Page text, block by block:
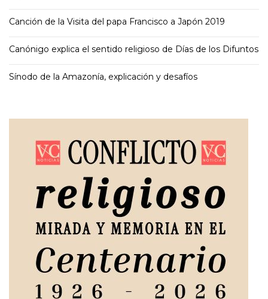
Canción de la Visita del papa Francisco a Japón 2019
Canónigo explica el sentido religioso de Días de los Difuntos
Sínodo de la Amazonía, explicación y desafíos